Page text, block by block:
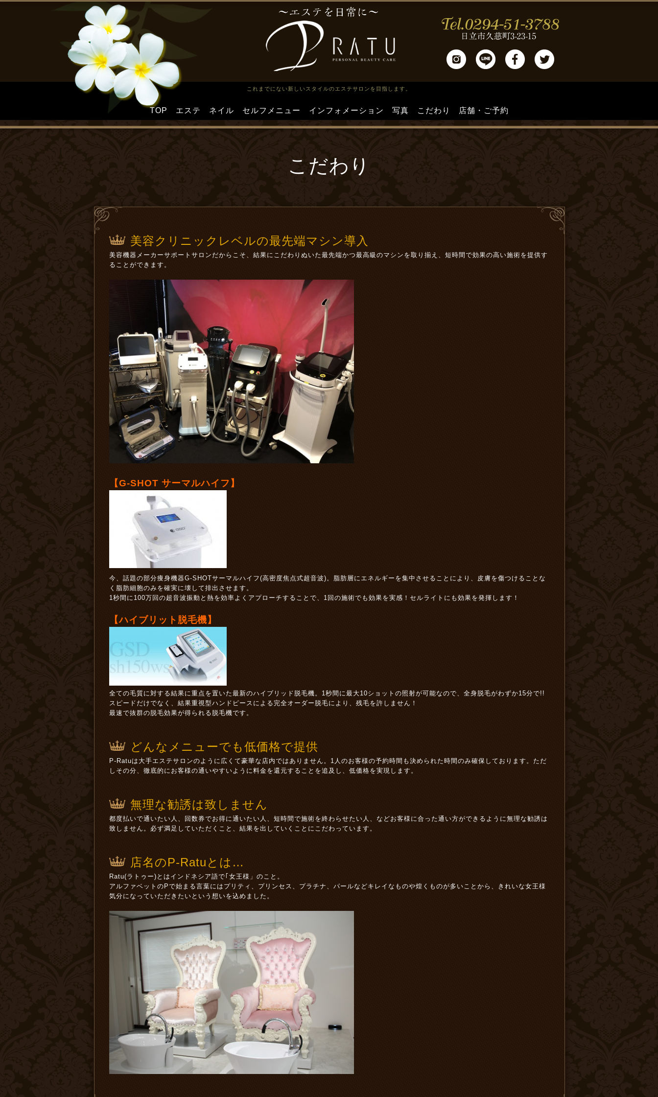
これまでにない新しいスタイルのエステサロンを目指します。
TOP エステ ネイル セルフメニュー インフォメーション 写真 こだわり 店舗・ご予約
こだわり
美容クリニックレベルの最先端マシン導入
美容機器メーカーサポートサロンだからこそ、結果にこだわりぬいた最先端かつ最高級のマシンを取り揃え、短時間で効果の高い施術を提供す
ることができます。
【G-SHOT サーマルハイフ】
今、話題の部分痩身機器G-SHOTサーマルハイフ(高密度焦点式超音波)。脂肪層にエネルギーを集中させることにより、皮膚を傷つけることな
く脂肪細胞のみを確実に壊して排出させます。
1秒間に100万回の超音波振動と熱を効率よくアプローチすることで、1回の施術でも効果を実感！セルライトにも効果を発揮します！
【ハイブリット脱毛機】
全ての毛質に対する結果に重点を置いた最新のハイブリッド脱毛機。1秒間に最大10ショットの照射が可能なので、全身脱毛がわずか15分で!!
スピードだけでなく、結果重視型ハンドピースによる完全オーダー脱毛により、残毛を許しません！
最速で抜群の脱毛効果が得られる脱毛機です。
どんなメニューでも低価格で提供
P-Ratuは大手エステサロンのように広くて豪華な店内ではありません。1人のお客様の予約時間も決められた時間のみ確保しております。ただ
しその分、徹底的にお客様の通いやすいように料金を還元することを追及し、低価格を実現します。
無理な勧誘は致しません
都度払いで通いたい人、回数券でお得に通いたい人、短時間で施術を終わらせたい人、などお客様に合った通い方ができるように無理な勧誘は
致しません。必ず満足していただくこと、結果を出していくことにこだわっています。
店名のP-Ratuとは…
Ratu(ラトゥー)とはインドネシア語で｢女王様」のこと。
アルファベットのPで始まる言葉にはプリティ、プリンセス、プラチナ、パールなどキレイなものや煌くものが多いことから、きれいな女王様
気分になっていただきたいという想いを込めました。